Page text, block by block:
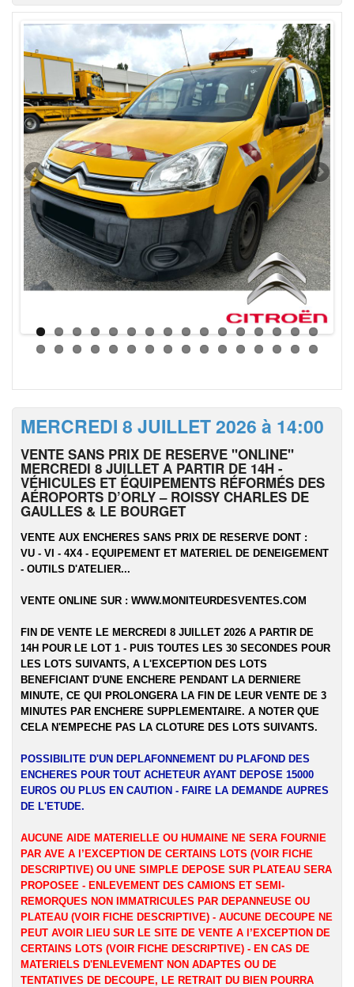
MERCREDI 8 JUILLET 2026 à 14:00
VENTE SANS PRIX DE RESERVE "ONLINE"
MERCREDI 8 JUILLET A PARTIR DE 14H -
VÉHICULES ET ÉQUIPEMENTS RÉFORMÉS DES
AÉROPORTS D’ORLY – ROISSY CHARLES DE
GAULLES & LE BOURGET
VENTE AUX ENCHERES SANS PRIX DE RESERVE DONT :
VU - VI - 4X4 - EQUIPEMENT ET MATERIEL DE DENEIGEMENT
- OUTILS D'ATELIER...
VENTE ONLINE SUR : WWW.MONITEURDESVENTES.COM
FIN DE VENTE LE MERCREDI 8 JUILLET 2026 A PARTIR DE
14H POUR LE LOT 1 - PUIS TOUTES LES 30 SECONDES POUR
LES LOTS SUIVANTS, A L'EXCEPTION DES LOTS
BENEFICIANT D'UNE ENCHERE PENDANT LA DERNIERE
MINUTE, CE QUI PROLONGERA LA FIN DE LEUR VENTE DE 3
MINUTES PAR ENCHERE SUPPLEMENTAIRE. A NOTER QUE
CELA N'EMPECHE PAS LA CLOTURE DES LOTS SUIVANTS.
POSSIBILITE D'UN DEPLAFONNEMENT DU PLAFOND DES
ENCHERES POUR TOUT ACHETEUR AYANT DEPOSE 15000
EUROS OU PLUS EN CAUTION - FAIRE LA DEMANDE AUPRES
DE L'ETUDE.
AUCUNE AIDE MATERIELLE OU HUMAINE NE SERA FOURNIE
PAR AVE A l’EXCEPTION DE CERTAINS LOTS (VOIR FICHE
DESCRIPTIVE) OU UNE SIMPLE DEPOSE SUR PLATEAU SERA
PROPOSEE - ENLEVEMENT DES CAMIONS ET SEMI-
REMORQUES NON IMMATRICULES PAR DEPANNEUSE OU
PLATEAU (VOIR FICHE DESCRIPTIVE) - AUCUNE DECOUPE NE
PEUT AVOIR LIEU SUR LE SITE DE VENTE A l’EXCEPTION DE
CERTAINS LOTS (VOIR FICHE DESCRIPTIVE) - EN CAS DE
MATERIELS D'ENLEVEMENT NON ADAPTES OU DE
TENTATIVES DE DECOUPE, LE RETRAIT DU BIEN POURRA